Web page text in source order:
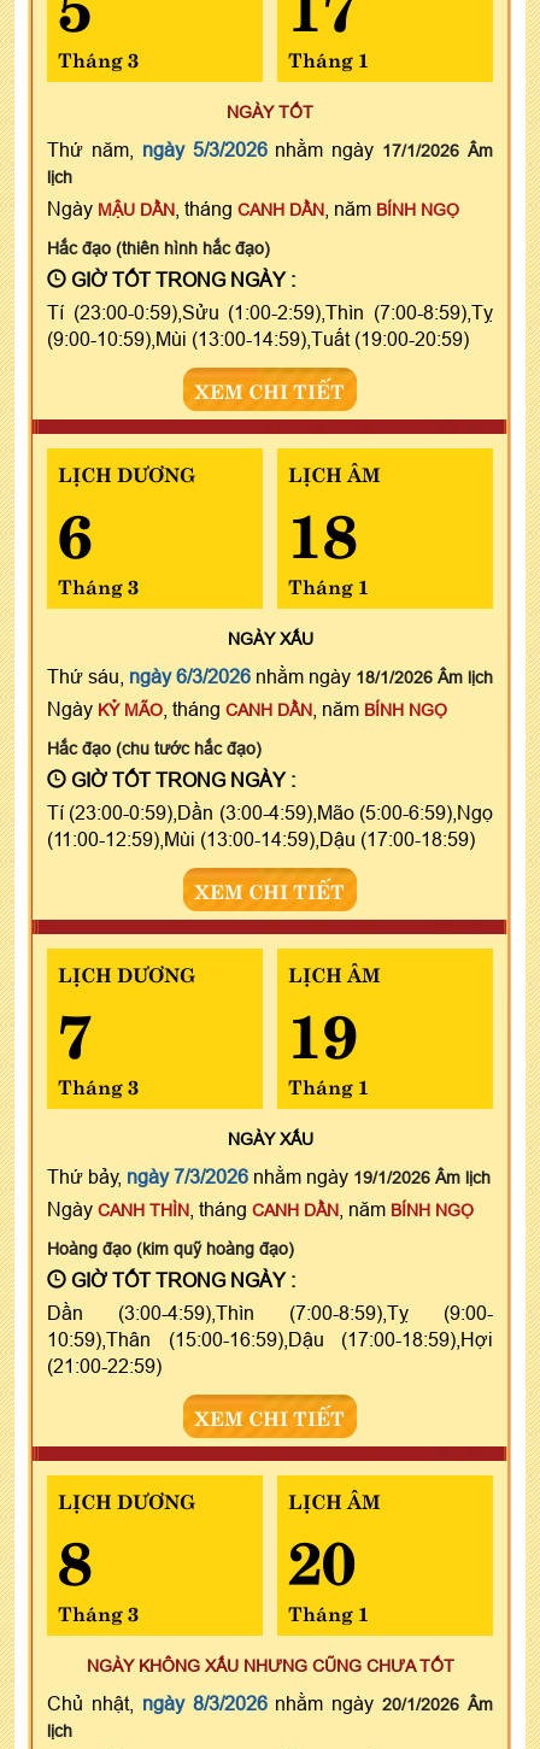
Tháng 3 Tháng 1
NGÀY TỐT
Thứ năm, ngày 5/3/2026nhằm ngày 17/1/2026 Âm
lịch
Ngày MẬU DẦN , tháng CANH DẦN , năm BÍNH NGỌ
Hắc đạo (thiên hình hắc đạo)
GIỜ TỐT TRONG NGÀY :
Tí (23:00-0:59),Sửu (1:00-2:59),Thìn (7:00-8:59),Tỵ
(9:00-10:59),Mùi (13:00-14:59),Tuất (19:00-20:59)
XEM CHI TIẾT
LỊCH DƯƠNG
6
Tháng 3
LỊCH ÂM
18
Tháng 1
NGÀYXẤU
Thứ sáu, ngày 6/3/2026 nhằm ngày 18/1/2026 Âm lịch
Ngày KỶ MÃO , tháng CANH DẦN , năm BÍNH NGỌ
Hắc đạo (chu tước hắc đạo)
GIỜ TỐT TRONG NGÀY :
Tí (23:00-0:59),Dần (3:00-4:59),Mão (5:00-6:59),Ngọ
(11:00-12:59),Mùi (13:00-14:59),Dậu (17:00-18:59)
XEM CHI TIẾT
LỊCH DƯƠNG
7
Tháng 3
LỊCH ÂM
19
Tháng 1
NGÀYXẤU
Thứ bảy, ngày 7/3/2026 nhằm ngày 19/1/2026 Âm lịch
Ngày CANH THÌN , tháng CANH DẦN , năm BÍNH NGỌ
Hoàng đạo (kim quỹ hoàng đạo)
GIỜ TỐT TRONG NGÀY :
Dần (3:00-4:59),Thìn (7:00-8:59),Tỵ (9:00-
10:59),Thân (15:00-16:59),Dậu (17:00-18:59),Hợi
(21:00-22:59)
XEM CHI TIẾT
LỊCH DƯƠNG
8
Tháng 3
LỊCH ÂM
20
Tháng 1
NGÀY KHÔNG XẤU NHƯNG CŨNG CHƯA TỐT
Chủ nhật, ngày 8/3/2026nhằm ngày20/1/2026 Âm
lịch